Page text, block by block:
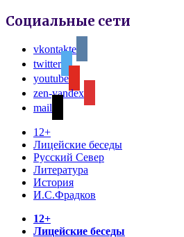
Социальные сети
vkontakte
twitter
youtube
zen-yandex
mail
12+
Лицейские беседы
Русский Север
Литература
История
И.С.Фрадков
12+
Лицейские беседы